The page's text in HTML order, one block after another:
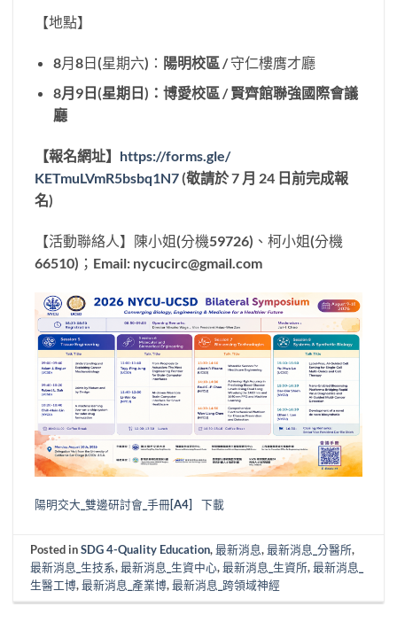
【地點】
8月8日(星期六)： 陽明校區 / 守仁樓膺才廳
8月9日(星期日)：博愛校區 / 賢齊館聯強國際會議
廳
【報名網址】 https://forms.gle/
KETmuLVmR5bsbq1N7 (敬請於 7 月 24 日前完成報
名)
【活動聯絡人】陳小姐(分機59726)、柯小姐(分機
66510)；Email: nycucirc@gmail.com
陽明交大_雙邊研討會_手冊[A4] 下載
Posted inSDG 4-Quality Education,最新消息,最新消息_分醫所,
最新消息_生技系,最新消息_生資中心,最新消息_生資所,最新消息_
生醫工博,最新消息_產業博,最新消息_跨領域神經